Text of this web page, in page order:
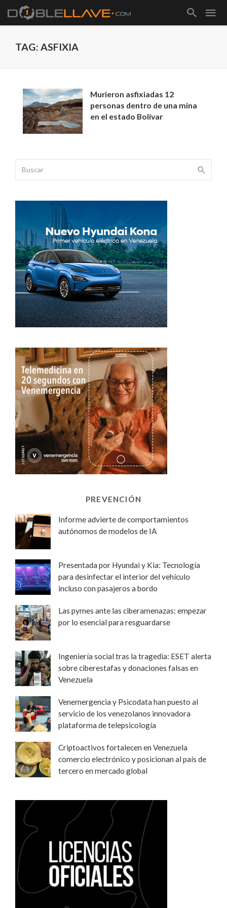
TAG: ASFIXIA
Murieron asfixiadas 12
personas dentro de una mina
en el estado Bolívar
PREVENCIÓN
Informe advierte de comportamientos
autónomos de modelos de IA
Presentada por Hyundai y Kia: Tecnología
para desinfectar el interior del vehículo
incluso con pasajeros a bordo
Las pymes ante las ciberamenazas: empezar
por lo esencial para resguardarse
Ingeniería social tras la tragedia: ESET alerta
sobre ciberestafas y donaciones falsas en
Venezuela
Venemergencia y Psicodata han puesto al
servicio de los venezolanos innovadora
plataforma de telepsicología
Criptoactivos fortalecen en Venezuela
comercio electrónico y posicionan al país de
tercero en mercado global